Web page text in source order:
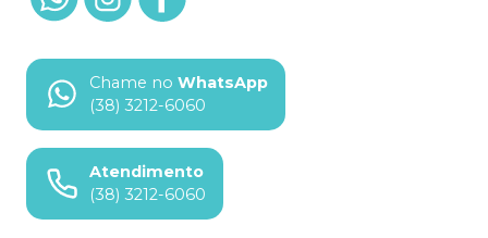
Chame no WhatsApp
(38) 3212-6060
Atendimento
(38) 3212-6060